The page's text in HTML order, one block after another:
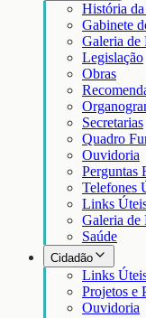
História
Gabinete
Galeria de
Legislação
Obras
Secretarias
Quadro
Ouvidoria
Perguntas
Telefones
Links
Galeria de
Saúde
Cidadão
Links
Projetos e
Ouvidoria